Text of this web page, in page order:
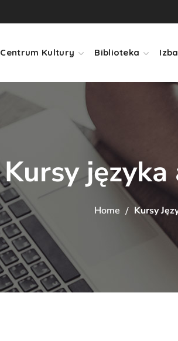
Centrum Kultury Biblioteka
Kursy
Home Kursy